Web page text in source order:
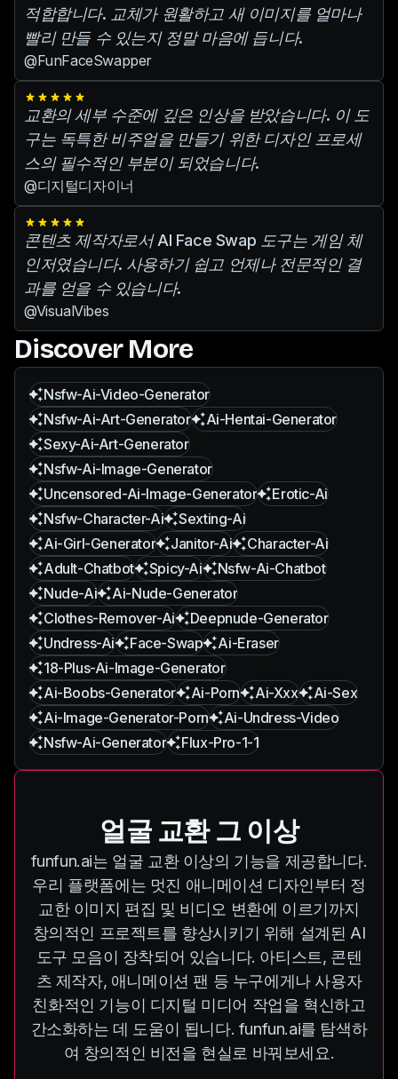
적합합니다. 교체가 원활하고 새 이미지를 얼마나
빨리 만들 수 있는지 정말 마음에 듭니다.
@FunFaceSwapper
교환의 세부 수준에 깊은 인상을 받았습니다. 이 도
구는 독특한 비주얼을 만들기 위한 디자인 프로세
스의 필수적인 부분이 되었습니다.
@디지털디자이너
콘텐츠 제작자로서 AI Face Swap 도구는 게임 체
인저였습니다. 사용하기 쉽고 언제나 전문적인 결
과를 얻을 수 있습니다.
@VisualVibes
Discover More
Nsfw-Ai-Video-Generator
Nsfw-Ai-Art-Generator
Ai-Hentai-Generator
Sexy-Ai-Art-Generator
Nsfw-Ai-Image-Generator
Uncensored-Ai-Image-Generator
Erotic-Ai
Nsfw-Character-Ai
Sexting-Ai
Ai-Girl-Generator
Janitor-Ai
Character-Ai
Adult-Chatbot
Spicy-Ai
Nsfw-Ai-Chatbot
Nude-Ai
Ai-Nude-Generator
Clothes-Remover-Ai
Deepnude-Generator
Undress-Ai
Face-Swap
Ai-Eraser
18-Plus-Ai-Image-Generator
Ai-Boobs-Generator
Ai-Porn Ai-Xxx
Ai-Sex
Ai-Image-Generator-Porn
Ai-Undress-Video
Nsfw-Ai-Generator
Flux-Pro-1-1
얼굴 교환 그 이상
funfun.ai는 얼굴 교환 이상의 기능을 제공합니다.
우리 플랫폼에는 멋진 애니메이션 디자인부터 정
교한 이미지 편집 및 비디오 변환에 이르기까지
창의적인 프로젝트를 향상시키기 위해 설계된 AI
도구 모음이 장착되어 있습니다. 아티스트, 콘텐
츠 제작자, 애니메이션 팬 등 누구에게나 사용자
친화적인 기능이 디지털 미디어 작업을 혁신하고
간소화하는 데 도움이 됩니다. funfun.ai를 탐색하
여 창의적인 비전을 현실로 바꿔보세요.